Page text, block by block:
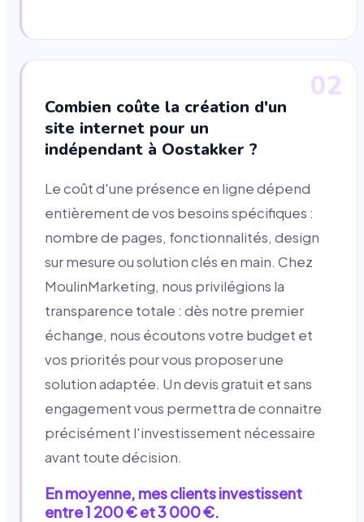
02
Combien coûte la création d'un
site internet pour un
indépendant à Oostakker ?
Le coût d'une présence en ligne dépend
entièrement de vos besoins spécifiques :
nombre de pages, fonctionnalités, design
sur mesure ou solution clés en main. Chez
MoulinMarketing, nous privilégions la
transparence totale : dès notre premier
échange, nous écoutons votre budget et
vos priorités pour vous proposer une
solution adaptée. Un devis gratuit et sans
engagement vous permettra de connaitre
précisément l'investissement nécessaire
avant toute décision.
En moyenne, mes clients investissent
entre 1 200 € et 3 000 €.